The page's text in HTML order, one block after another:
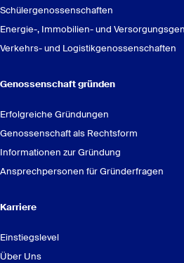
Schülergenossenschaften
Energie-, Immobilien- und
Verkehrs- und Logistikgenossenschaften
Genossenschaft gründen
Erfolgreiche Gründungen
Genossenschaft als Rechtsform
Informationen zur Gründung
Ansprechpersonen für Gründerfragen
Karriere
Einstiegslevel
Über Uns